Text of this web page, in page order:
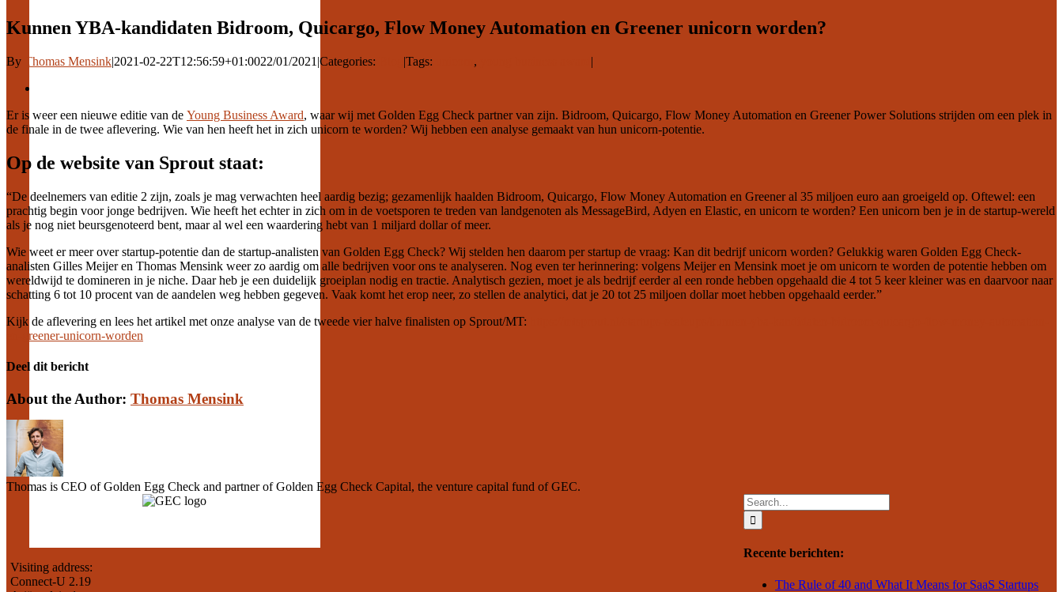
Kunnen YBA-kandidaten Bidroom, Quicargo, Flow Money Automation en Greener unicorn worden?
By Thomas Mensink|2021-02-22T12:56:59+01:0022/01/2021 |Categories: |Tags: ,
|
Image
Er is weer een nieuwe editie van de Young Business Award, waar wij met Golden Egg Check partner van zijn. Bidroom, Quicargo, Flow Money Automation en Greener Power Solutions strijden om een plek in
de finale in de twee aflevering. Wie van hen heeft het in zich unicorn te worden? Wij hebben een analyse gemaakt van hun unicorn-potentie.
Op de website van Sprout staat:
“De deelnemers van editie 2 zijn, zoals je mag verwachten heel aardig bezig; gezamenlijk haalden Bidroom, Quicargo, Flow Money Automation en Greener al 35 miljoen euro aan groeigeld op. Oftewel: een
prachtig begin voor jonge bedrijven. Wie heeft het echter in zich om in de voetsporen te treden van landgenoten als MessageBird, Adyen en Elastic, en unicorn te worden? Een unicorn ben je in de startup-wereld
als je nog niet beursgenoteerd bent, maar al wel een waardering hebt van 1 miljard dollar of meer.
Wie weet er meer over startup-potentie dan de startup-analisten van Golden Egg Check? Wij stelden hen daarom per startup de vraag: Kan dit bedrijf unicorn worden? Gelukkig waren Golden Egg Check-
analisten Gilles Meijer en Thomas Mensink weer zo aardig om alle bedrijven voor ons te analyseren. Nog even ter herinnering: volgens Meijer en Mensink moet je om unicorn te worden de potentie hebben om
wereldwijd te domineren in je niche. Daar heb je een duidelijk groeiplan nodig en tractie. Analytisch gezien, moet je als bedrijf eerder al een ronde hebben opgehaald die 4 tot 5 keer kleiner was en daarvoor naar
schatting 6 tot 10 procent van de aandelen weg hebben gegeven. Vaak komt het erop neer, zo stellen de analytici, dat je 20 tot 25 miljoen dollar moet hebben opgehaald eerder.”
Kijk de aflevering en lees het artikel met onze analyse van de tweede vier halve finalisten op Sprout/MT:
en-greener-unicorn-worden
Deel dit bericht
Facebook
Twitter
LinkedIn
Email
About the Author: Thomas Mensink
Thomas is CEO of Golden Egg Check and partner of Golden Egg Check Capital, the venture capital fund of GEC.
Search
for:
Recente berichten:
The Rule of 40 and What It Means for SaaS Startups
Visiting address:
Connect-U 2.19